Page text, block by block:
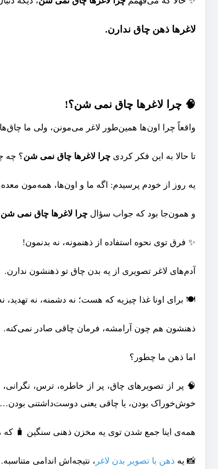
لاغرها ذهن چاق ندارن.
🧠 چرا لاغرها چاق نمی شن؟!
واقعاً چرا اون‌ها همین‌طور لاغر می‌مونن، ولی ما
تا حالا به این فکر کردی چرا لاغرها چاق نمی شن؟ چه
یه روز از خودم پرسیدم: اگه ما و اون‌ها، همه‌مون
و همون‌جا بود که جواب سؤال چرا لاغرها چاق نمی شن
✨ فرق توی نحوه استفاده از ذهنمونه، نه بدنمون!
آدم‌های لاغر تصویری از یه بدن چاق تو ذهنشون ندارن.
🍽️ برای اونا غذا چیزیه که هست؛ نه دشمنه، نه
ذهنشون هم چون آرامشه، فرمان چاقی صادر نمی‌کنه.
اما ذهن ما چطور؟
🧠 پر از تصویرهای چاق، پر از خاطره، ترس،
خوش‌خوراک بودن، یا چاقی یعنی دوست‌داشتنی بودن…
همه‌ی اینا جمع شدن توی یه مخزن ذهنی سنگین 🧳
📸 یه ذهن با تصویر بدن لاغر ، نتیجه‌اش اندامی